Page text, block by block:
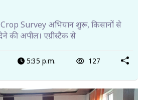
Survey अभियान शुरू, किसानों से
की अपील। एग्रीस्टैक से
5:35 p.m. 127